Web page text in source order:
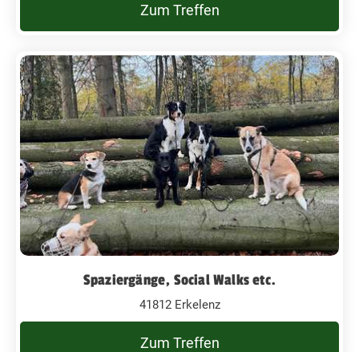
Zum Treffen
Spaziergänge, Social Walks etc.
41812 Erkelenz
Zum Treffen